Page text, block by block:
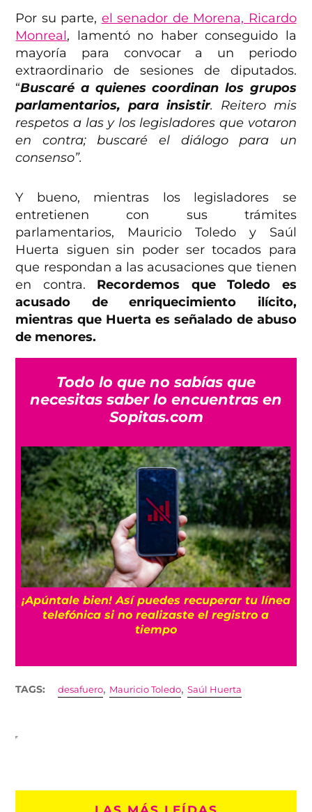
Por su parte, el senador de Morena, Ricardo
Monreal, lamentó no haber conseguido la
mayoría para convocar a un periodo
extraordinario de sesiones de diputados.
“Buscaré a quienes coordinan los grupos
parlamentarios, para insistir. Reitero mis
respetos a las y los legisladores que votaron
en contra; buscaré el diálogo para un
consenso”.
Y bueno, mientras los legisladores se
entretienen con sus trámites
parlamentarios, Mauricio Toledo y Saúl
Huerta siguen sin poder ser tocados para
que respondan a las acusaciones que tienen
en contra. Recordemos que Toledo es
acusado de enriquecimiento ilícito,
mientras que Huerta es señalado de abuso
de menores.
Todo lo que no sabías que
necesitas saber lo encuentras en
Sopitas.com
¡Apúntale bien! Así puedes recuperar tu línea
telefónica si no realizaste el registro a
tiempo
TAGS: desafuero, Mauricio Toledo,Saúl Huerta